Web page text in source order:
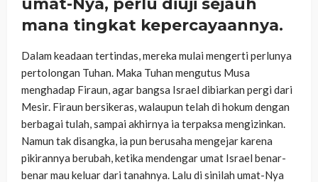
mana tingkat kepercayaannya.
Dalam keadaan tertindas, mereka mulai mengerti perlunya
pertolongan Tuhan. Maka Tuhan mengutus Musa
menghadap Firaun, agar bangsa Israel dibiarkan pergi dari
Mesir. Firaun bersikeras, walaupun telah di hokum dengan
berbagai tulah, sampai akhirnya ia terpaksa mengizinkan.
Namun tak disangka, ia pun berusaha mengejar karena
pikirannya berubah, ketika mendengar umat Israel benar-
benar mau keluar dari tanahnya. Lalu di sinilah umat-Nya